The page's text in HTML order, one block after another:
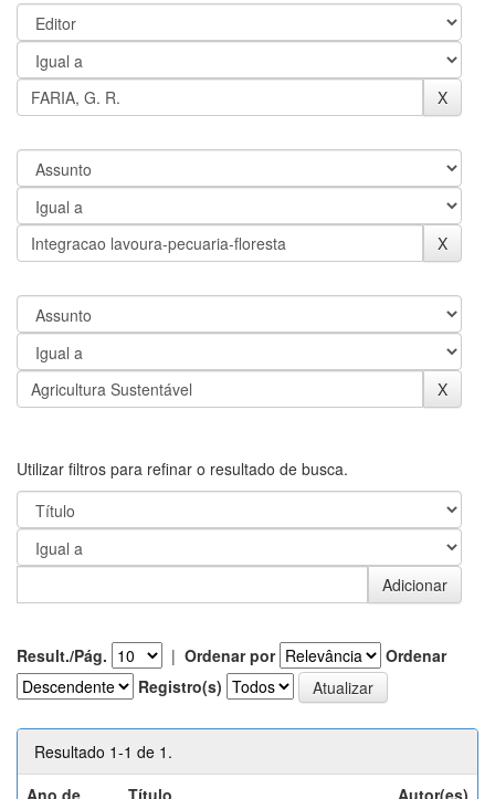
Utilizar filtros para refinar o resultado de busca.
Result./Pág. | Ordenar por
Ordenar
Registro(s)
Resultado 1-1 de 1.
Ano de
Título Autor(es)